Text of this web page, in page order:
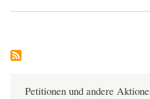
Petitionen und andere